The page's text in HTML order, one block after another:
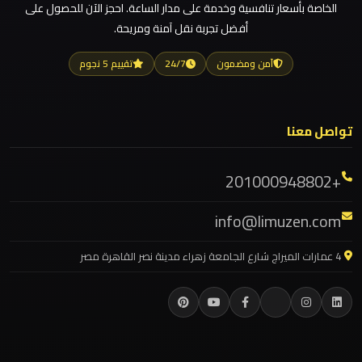
ليموزين مطار العاصمة الادارية
ليموزين مطار اكتوبر
ليموزين مرسيدس ايجار بالسائق فى مصر
ليموزين مرسي مطروح
ليموزين مرسي علم
ليموزين مدينتي
ليموزين مايو
مدينة
نصر
مايو
ليموزين
لوكسور
الخاصة بأسعار تنافسية وخدمة على مدار الساعة. احجز الآن للحصول على
أفضل تجربة نقل آمنة ومريحة.
آمن ومضمون 24/7 تقييم 5 نجوم
تواصل معنا
+201000948802
info@limuzen.com
4 عمارات الميراج شارع الجامعة زهراء مدينة نصر القاهرة مصر